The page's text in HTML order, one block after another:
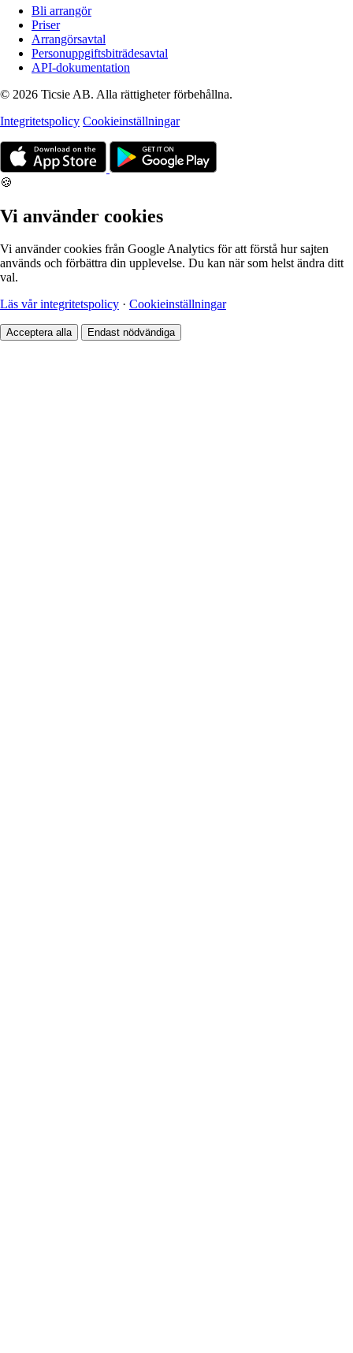
Bli arrangör
Priser
Arrangörsavtal
Personuppgiftsbiträdesavtal
API-dokumentation
© 2026 Ticsie AB. Alla rättigheter förbehållna.
Integritetspolicy Cookieinställningar
🍪
Vi använder cookies
Vi använder cookies från Google Analytics för att förstå hur sajten
används och förbättra din upplevelse. Du kan när som helst ändra ditt
val.
Läs vår integritetspolicy · Cookieinställningar
Acceptera alla Endast nödvändiga